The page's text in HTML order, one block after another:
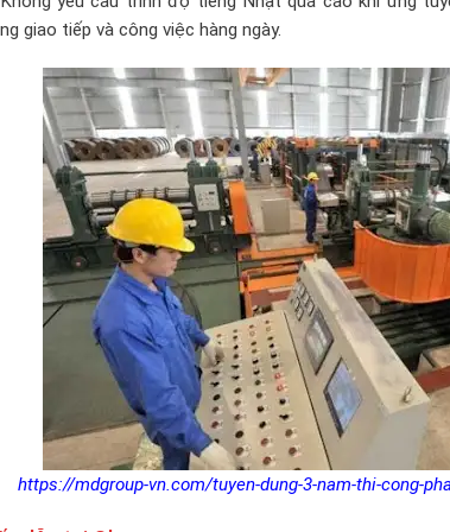
giao tiếp và công việc hàng ngày.
https://mdgroup-vn.com/tuyen-dung-3-nam-thi-cong-